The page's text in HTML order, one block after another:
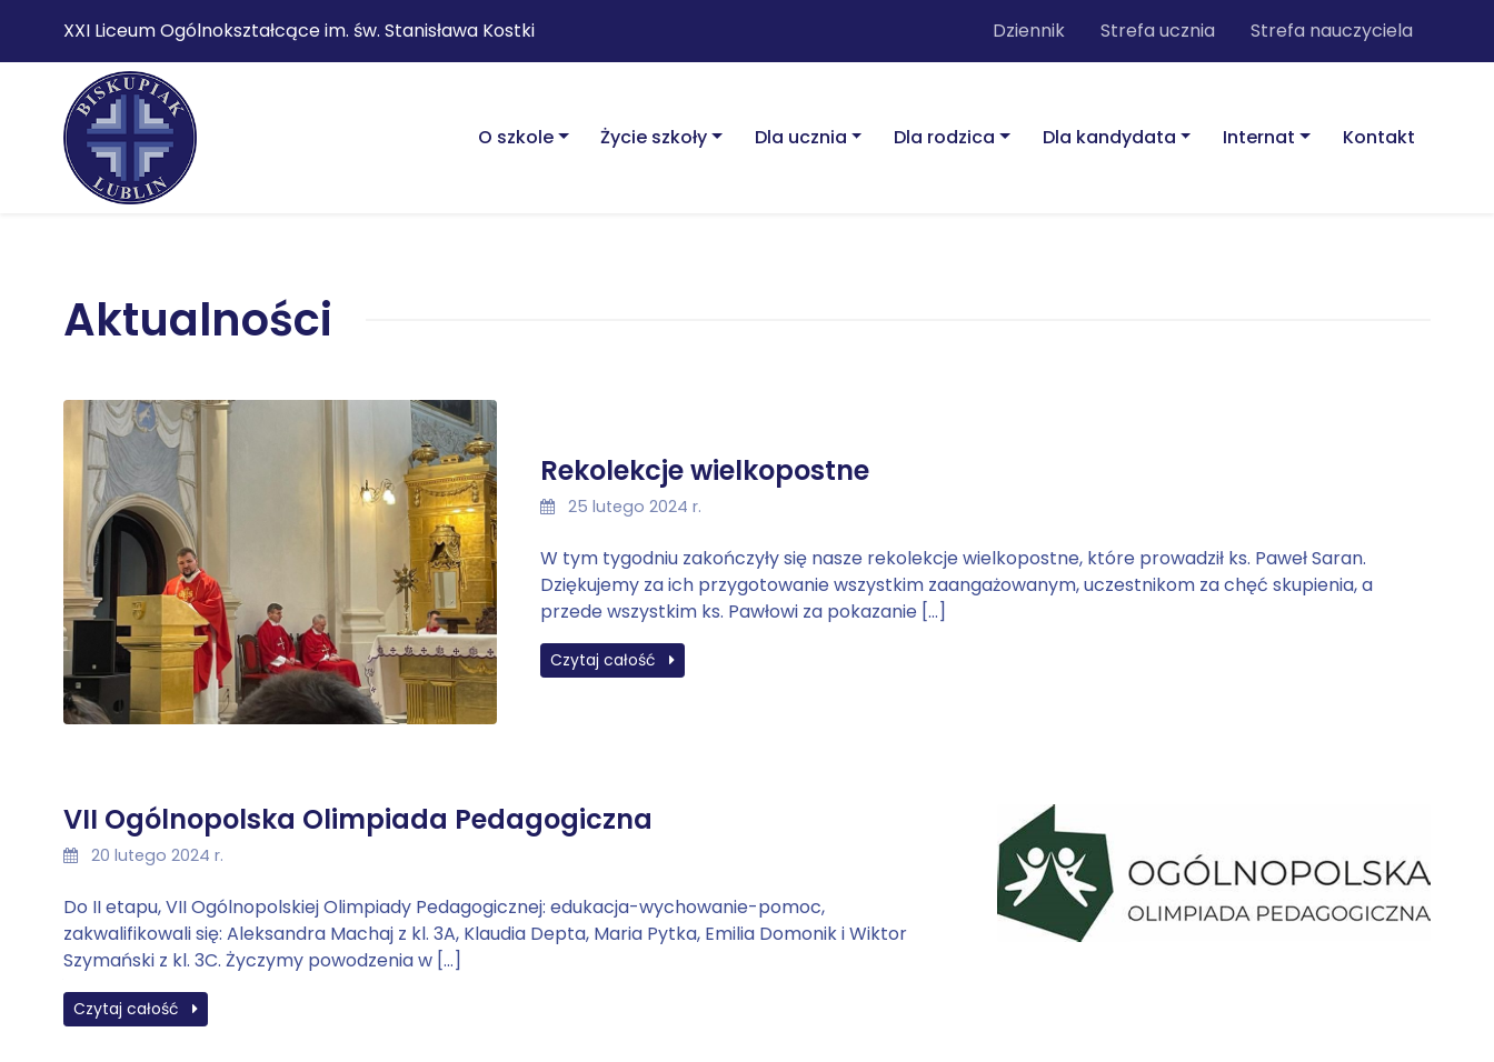
XXI Liceum Ogólnokształcące im. św. Stanisława Kostki Dziennik Strefa ucznia Strefa nauczyciela
O szkole Życie szkoły Dla ucznia Dla rodzica Dla kandydata Internat Kontakt
Aktualności
Rekolekcje wielkopostne
25 lutego 2024 r.
W tym tygodniu zakończyły się nasze rekolekcje wielkopostne, które prowadził ks. Paweł Saran.
Dziękujemy za ich przygotowanie wszystkim zaangażowanym, uczestnikom za chęć skupienia, a
przede wszystkim ks. Pawłowi za pokazanie […]
Czytaj całość
VII Ogólnopolska Olimpiada Pedagogiczna
20 lutego 2024 r.
Do II etapu, VII Ogólnopolskiej Olimpiady Pedagogicznej: edukacja-wychowanie-pomoc,
zakwalifikowali się: Aleksandra Machaj z kl. 3A, Klaudia Depta, Maria Pytka, Emilia Domonik i Wiktor
Szymański z kl. 3C. Życzymy powodzenia w […]
Czytaj całość